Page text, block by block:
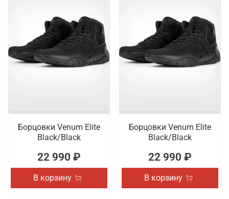
Борцовки Venum Elite
Black/Black
22 990 ₽
В корзину
Борцовки Venum Elite
Black/Black
22 990 ₽
В корзину